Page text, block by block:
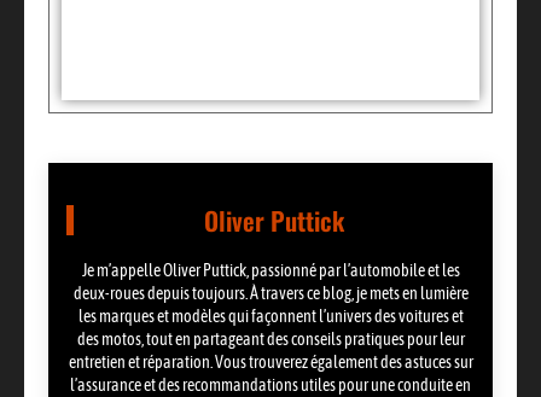
Oliver Puttick
Je m’appelle Oliver Puttick, passionné par l’automobile et les
deux-roues depuis toujours. À travers ce blog, je mets en lumière
les marques et modèles qui façonnent l’univers des voitures et
des motos, tout en partageant des conseils pratiques pour leur
entretien et réparation. Vous trouverez également des astuces sur
l’assurance et des recommandations utiles pour une conduite en